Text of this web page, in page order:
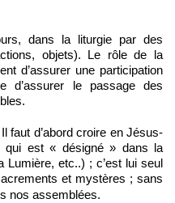
dans la liturgie par des
objets). Le rôle de la
d’assurer une participation
d’assurer le passage des
faut d’abord croire en Jésus-
qui est « désigné » dans la
Lumière, etc..) ; c’est lui seul
et mystères ; sans
nos assemblées.